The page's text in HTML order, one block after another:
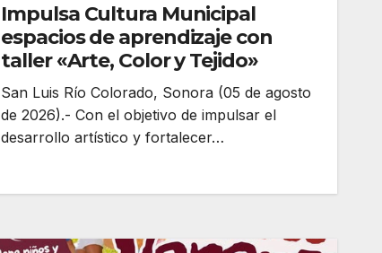
Impulsa Cultura Municipal
espacios de aprendizaje con
taller «Arte, Color y Tejido»
San Luis Río Colorado, Sonora (05 de agosto
de 2026).- Con el objetivo de impulsar el
desarrollo artístico y fortalecer…